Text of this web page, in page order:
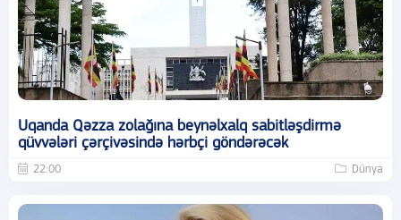
Uqanda Qəzza zolağına beynəlxalq sabitləşdirmə
qüvvələri çərçivəsində hərbçi göndərəcək
22:00 Dünya